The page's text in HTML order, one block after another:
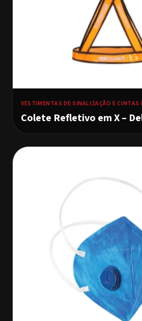
VESTIMENTAS DE SINALIZAÇÃO E CINTAS
Colete Refletivo em X –